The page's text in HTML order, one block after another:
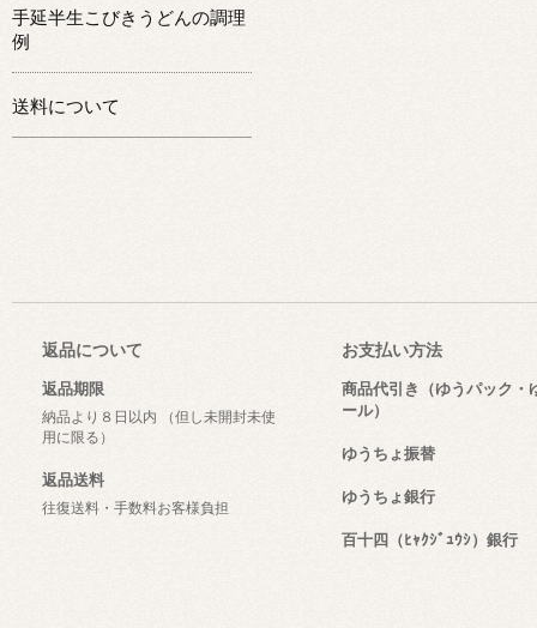
手延半生こびきうどんの調理
例
送料について
返品について
返品期限
納品より８日以内 （但し未開封未使
用に限る）
返品送料
往復送料・手数料お客様負担
お支払い方法
商品代引き（ゆうパック・
ール）
ゆうちょ振替
ゆうちょ銀行
百十四（ﾋｬｸｼﾞｭｳｼ）銀行